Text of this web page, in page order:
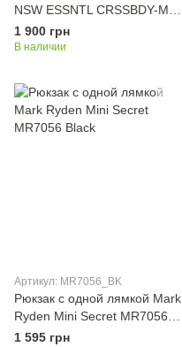
NSW ESSNTL CRSSBDY-MTL
PULL 1L бордовый Уни
20.5x12.5x5 см
1 900 грн
В наличии
Артикул: MR7056_BK
Рюкзак с одной лямкой Mark
Ryden Mini Secret MR7056
Black
1 595 грн